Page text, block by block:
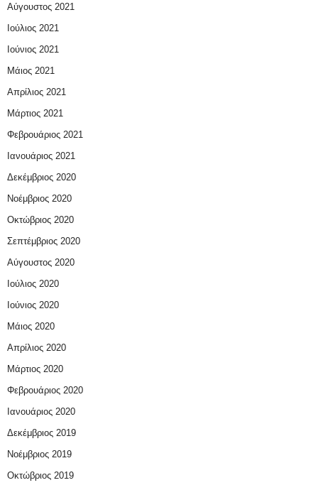
Αύγουστος 2021
Ιούλιος 2021
Ιούνιος 2021
Μάιος 2021
Απρίλιος 2021
Μάρτιος 2021
Φεβρουάριος 2021
Ιανουάριος 2021
Δεκέμβριος 2020
Νοέμβριος 2020
Οκτώβριος 2020
Σεπτέμβριος 2020
Αύγουστος 2020
Ιούλιος 2020
Ιούνιος 2020
Μάιος 2020
Απρίλιος 2020
Μάρτιος 2020
Φεβρουάριος 2020
Ιανουάριος 2020
Δεκέμβριος 2019
Νοέμβριος 2019
Οκτώβριος 2019